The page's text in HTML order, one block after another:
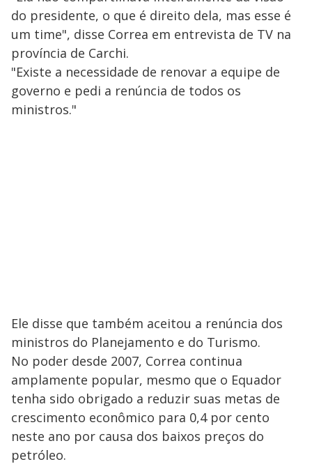
do presidente, o que é direito dela, mas esse é
um time", disse Correa em entrevista de TV na
província de Carchi.
"Existe a necessidade de renovar a equipe de
governo e pedi a renúncia de todos os
ministros."
Ele disse que também aceitou a renúncia dos
ministros do Planejamento e do Turismo.
No poder desde 2007, Correa continua
amplamente popular, mesmo que o Equador
tenha sido obrigado a reduzir suas metas de
crescimento econômico para 0,4 por cento
neste ano por causa dos baixos preços do
petróleo.